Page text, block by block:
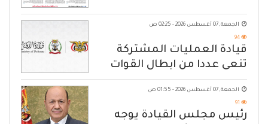
الجمعة, 07 أغسطس 2026 - 02:25 ص
94
قيادة العمليات المشتركة
تنعى عددا من ابطال القوات
المسلحة
الجمعة, 07 أغسطس 2026 - 01:55 ص
91
رئيس مجلس القيادة يوجه